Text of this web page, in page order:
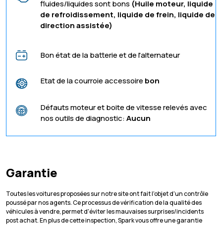
fluides/liquides sont bons (Huile moteur, liquide
de refroidissement, liquide de frein, liquide de
direction assistée)
Bon état de la batterie et de l'alternateur
Etat de la courroie accessoire bon
Défauts moteur et boite de vitesse relevés avec
nos outils de diagnostic:Aucun
Garantie
Toutes les voitures proposées sur notre site ont fait l'objet d'un contrôle
poussé par nos agents. Ce processus de vérification de la qualité des
véhicules à vendre, permet d'éviter les mauvaises surprises/incidents
post achat. En plus de cette inspection, Spark vous offre une garantie